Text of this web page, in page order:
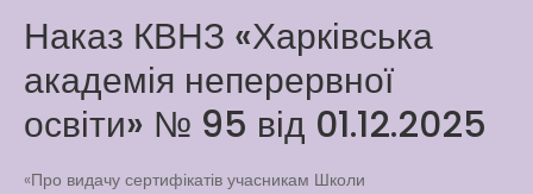
Latter match class
New Friends Everyday at
Kiddie
Наказ КВНЗ «Харківська
академія неперервної
освіти» № 95 від 01.12.2025
«Про видачу сертифікатів учасникам Школи